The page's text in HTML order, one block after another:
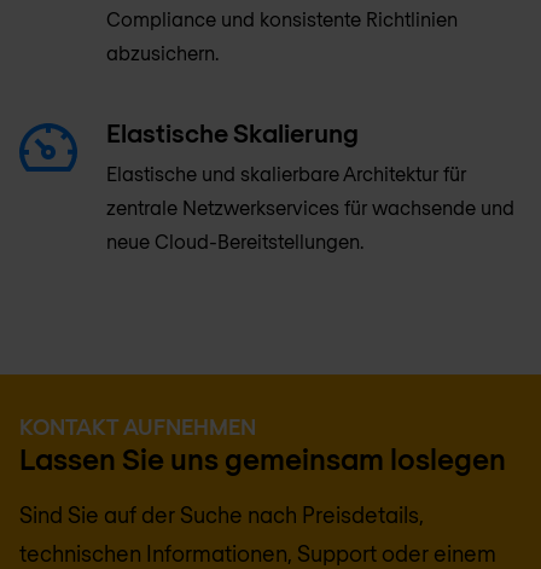
Compliance und konsistente Richtlinien
abzusichern.
Elastische Skalierung
Elastische und skalierbare Architektur für
zentrale Netzwerkservices für wachsende und
neue Cloud-Bereitstellungen.
KONTAKT AUFNEHMEN
Lassen Sie uns gemeinsam loslegen
Sind Sie auf der Suche nach Preisdetails,
technischen Informationen, Support oder einem